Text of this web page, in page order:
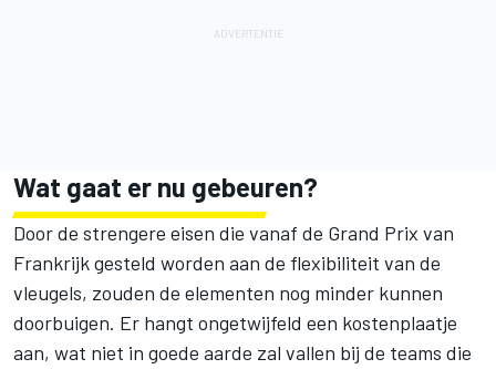
Wat gaat er nu gebeuren?
Door de strengere eisen die vanaf de Grand Prix van
Frankrijk gesteld worden aan de flexibiliteit van de
vleugels, zouden de elementen nog minder kunnen
doorbuigen. Er hangt ongetwijfeld een kostenplaatje
aan, wat niet in goede aarde zal vallen bij de teams die